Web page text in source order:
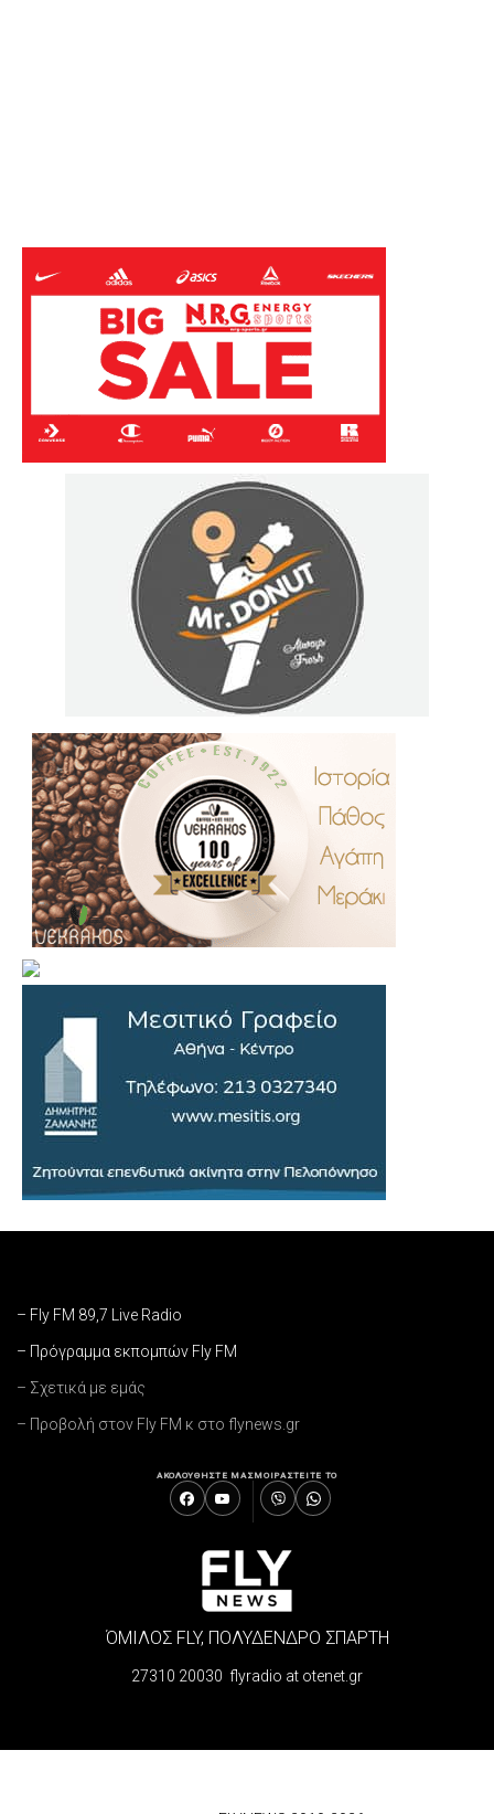
– Fly FM 89,7 Live Radio
– Πρόγραμμα εκπομπών Fly FM
– Σχετικά με εμάς
– Προβολή στον Fly FM κ στο flynews.gr
ΑΚΟΛΟΥΘΗΣΤΕ ΜΑΣΜΟΙΡΑΣΤΕΙΤΕ ΤΟ
ΌΜΙΛΟΣ FLY, ΠΟΛΥΔΕΝΔΡΟ ΣΠΑΡΤΗ
27310 20030 flyradio at otenet.gr